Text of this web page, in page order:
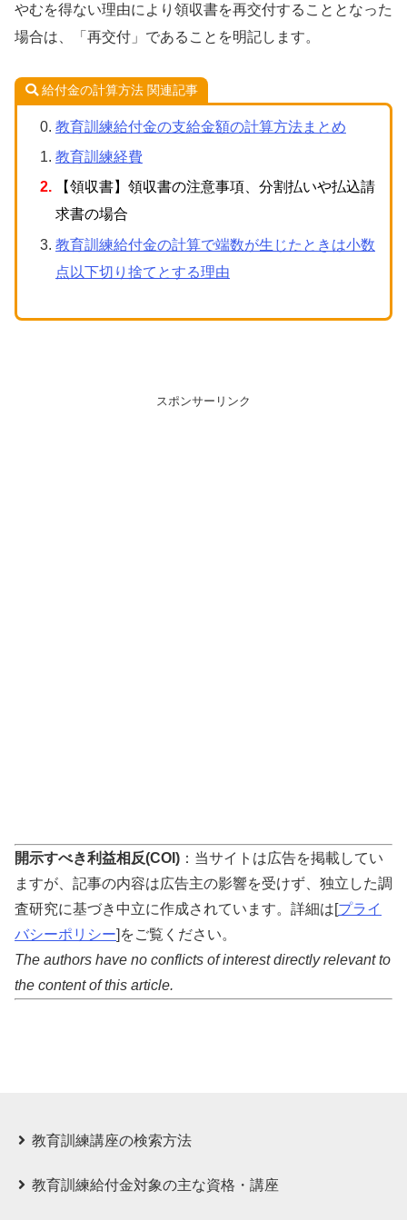
やむを得ない理由により領収書を再交付することとなった
場合は、「再交付」であることを明記します。
給付金の計算方法 関連記事
教育訓練給付金の支給金額の計算方法まとめ
教育訓練経費
【領収書】領収書の注意事項、分割払いや払込請
求書の場合
教育訓練給付金の計算で端数が生じたときは小数
点以下切り捨てとする理由
スポンサーリンク
開示すべき利益相反(COI) ：当サイトは広告を掲載してい
ますが、記事の内容は広告主の影響を受けず、独立した調
査研究に基づき中立に作成されています。詳細は[プライ
バシーポリシー]をご覧ください。
The authors have no conflicts of interest directly relevant to
the content of this article.
教育訓練講座の検索方法
教育訓練給付⾦対象の主な資格・講座